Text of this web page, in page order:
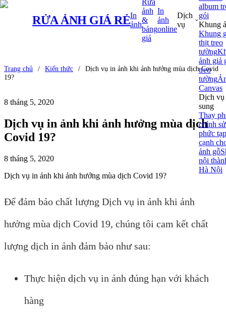
RỬA ẢNH GIÁ RẺIn
ảnh
Rửa
ảnh
&
bảng
giá
In
ảnh
online
Dịch
vụ
album
gói
Khung
Khung
thịt treo
tường
ảnh giả
treo
tường
Canvas
Dịch vụ
sung
Thay
chỉnh
phức tạp
cạnh
ảnh gỗ
nội
Hà Nội
Trang chủ / Kiến thức /
Dịch vụ in ảnh khi ảnh hưởng mùa dịch Covid
19?
8 tháng 5, 2020
Dịch vụ in ảnh khi ảnh hưởng mùa dịch
Covid 19?
8 tháng 5, 2020
Dịch vụ in ảnh khi ảnh hưởng mùa dịch Covid 19?
Để đảm bảo chất lượng Dịch vụ in ảnh khi ảnh
hưởng mùa dịch Covid 19, chúng tôi cam kết chất
lượng dịch in ảnh đảm bảo như sau:
Thực hiện dịch vụ in ảnh đúng hạn với khách
hàng